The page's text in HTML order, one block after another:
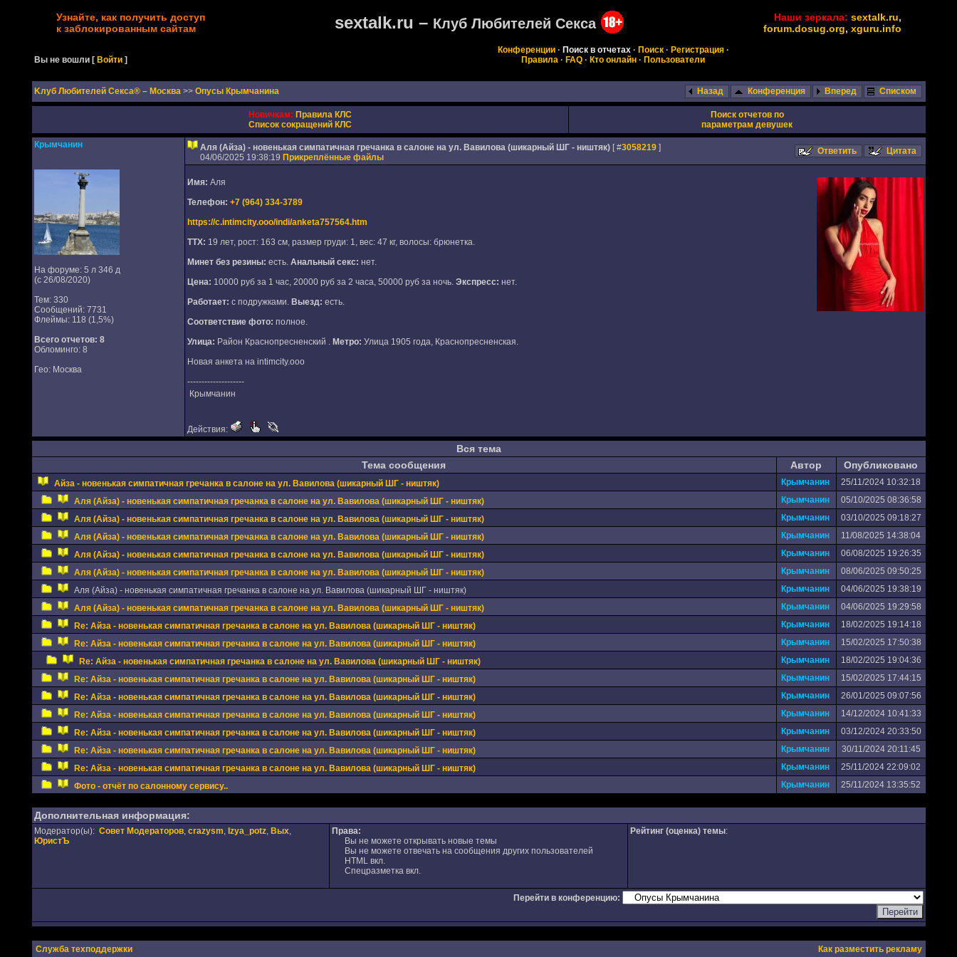
Узнайте, как получить доступ
к заблокированным сайтам
sextalk.ru – Клуб Любителей Секса Наши зеркала: sextalk.ru,
forum.dosug.org, xguru.info
Вы не вошли [Войти ]
Конференции· Поиск в отчетах· Поиск· Регистрация·
Правила · FAQ · Кто онлайн · Пользователи
Kлуб Любителей Секса® – Москва >> Опусы Крымчанина Назад Конференция Вперед Списком
Новичкам: Правила КЛС
Список сокращений КЛС
Поиск отчетов по
параметрам девушек
Крымчанин
На форуме: 5 л 346 д
(с 26/08/2020)
Тем: 330
Сообщений: 7731
Флеймы: 118 (1,5%)
Всего отчетов: 8
Обломинго: 8
Гео: Москва
Аля (Айза) - новенькая симпатичная гречанка в салоне на ул. Вавилова (шикарный ШГ - ништяк) [ #3058219]
04/06/2025 19:38:19 Прикреплённые файлы
Ответить Цитата
Имя: Аля
Телефон: +7 (964) 334-3789
https://c.intimcity.ooo/indi/anketa757564.htm
ТТХ: 19 лет, рост: 163 см, размер груди: 1, вес: 47 кг, волосы: брюнетка.
Минет без резины: есть. Анальный секс: нет.
Цена: 10000 руб за 1 час, 20000 руб за 2 часа, 50000 руб за ночь. Экспресс: нет.
Работает: с подружками. Выезд: есть.
Соответствие фото: полное.
Улица: Район Краснопресненский . Метро: Улица 1905 года, Краснопресненская.
Новая анкета на intimcity.ooo
--------------------
Крымчанин
Действия:
Вся тема
Тема сообщения
Автор Опубликовано
Айза - новенькая симпатичная гречанка в салоне на ул. Вавилова (шикарный ШГ - ништяк) Крымчанин
25/11/2024 10:32:18
Аля (Айза) - новенькая симпатичная гречанка в салоне на ул. Вавилова (шикарный ШГ - ништяк)
Крымчанин
05/10/2025 08:36:58
Аля (Айза) - новенькая симпатичная гречанка в салоне на ул. Вавилова (шикарный ШГ - ништяк)
Крымчанин
03/10/2025 09:18:27
Аля (Айза) - новенькая симпатичная гречанка в салоне на ул. Вавилова (шикарный ШГ - ништяк)
Крымчанин
11/08/2025 14:38:04
Аля (Айза) - новенькая симпатичная гречанка в салоне на ул. Вавилова (шикарный ШГ - ништяк)
Крымчанин
06/08/2025 19:26:35
Аля (Айза) - новенькая симпатичная гречанка в салоне на ул. Вавилова (шикарный ШГ - ништяк)
Крымчанин
08/06/2025 09:50:25
Аля (Айза) - новенькая симпатичная гречанка в салоне на ул. Вавилова (шикарный ШГ - ништяк)
Крымчанин
04/06/2025 19:38:19
Аля (Айза) - новенькая симпатичная гречанка в салоне на ул. Вавилова (шикарный ШГ - ништяк)
Крымчанин
04/06/2025 19:29:58
Re: Айза - новенькая симпатичная гречанка в салоне на ул. Вавилова (шикарный ШГ - ништяк)
Крымчанин
18/02/2025 19:14:18
Re: Айза - новенькая симпатичная гречанка в салоне на ул. Вавилова (шикарный ШГ - ништяк)
Крымчанин
15/02/2025 17:50:38
Re: Айза - новенькая симпатичная гречанка в салоне на ул. Вавилова (шикарный ШГ - ништяк)
Крымчанин
18/02/2025 19:04:36
Re: Айза - новенькая симпатичная гречанка в салоне на ул. Вавилова (шикарный ШГ - ништяк)
Крымчанин
15/02/2025 17:44:15
Re: Айза - новенькая симпатичная гречанка в салоне на ул. Вавилова (шикарный ШГ - ништяк)
Крымчанин
26/01/2025 09:07:56
Re: Айза - новенькая симпатичная гречанка в салоне на ул. Вавилова (шикарный ШГ - ништяк)
Крымчанин
14/12/2024 10:41:33
Re: Айза - новенькая симпатичная гречанка в салоне на ул. Вавилова (шикарный ШГ - ништяк)
Крымчанин
03/12/2024 20:33:50
Re: Айза - новенькая симпатичная гречанка в салоне на ул. Вавилова (шикарный ШГ - ништяк)
Крымчанин
30/11/2024 20:11:45
Re: Айза - новенькая симпатичная гречанка в салоне на ул. Вавилова (шикарный ШГ - ништяк)
Крымчанин
25/11/2024 22:09:02
Фото - отчёт по салонному сервису..
Крымчанин 25/11/2024 13:35:52
Дополнительная информация:
Модератор(ы): Совет Модераторов, crazysm, Izya_potz, Вых,
ЮристЪ
Права:
Вы не можете открывать новые темы
Вы не можете отвечать на сообщения других пользователей
HTML вкл.
Спецразметка вкл.
Рейтинг (оценка) темы:
Перейти в конференцию:
Служба техподдержки Как разместить рекламу